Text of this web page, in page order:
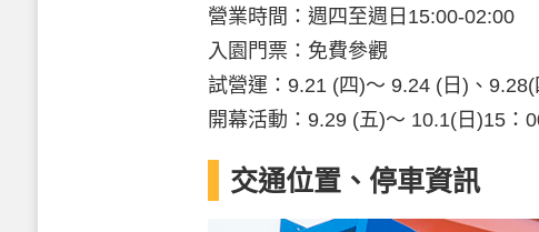
營業時間：週四至週日15:00-02:00
入園門票：免費參觀
試營運：9.21 (四)～ 9.24 (日)、
開幕活動：9.29 (五)～ 10.1(日)15：
交通位置、停車資訊